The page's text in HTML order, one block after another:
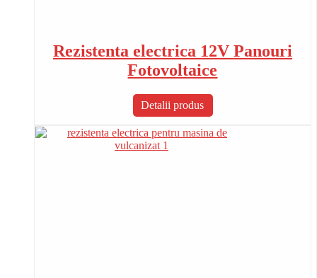
Rezistenta electrica 12V Panouri
Fotovoltaice
Detalii produs